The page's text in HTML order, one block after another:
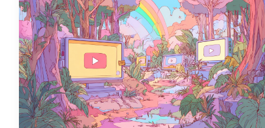
kit de herramientas para creadores.